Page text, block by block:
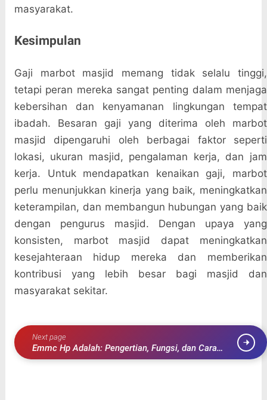
masyarakat.
Kesimpulan
Gaji marbot masjid memang tidak selalu tinggi,
tetapi peran mereka sangat penting dalam menjaga
kebersihan dan kenyamanan lingkungan tempat
ibadah. Besaran gaji yang diterima oleh marbot
masjid dipengaruhi oleh berbagai faktor seperti
lokasi, ukuran masjid, pengalaman kerja, dan jam
kerja. Untuk mendapatkan kenaikan gaji, marbot
perlu menunjukkan kinerja yang baik, meningkatkan
keterampilan, dan membangun hubungan yang baik
dengan pengurus masjid. Dengan upaya yang
konsisten, marbot masjid dapat meningkatkan
kesejahteraan hidup mereka dan memberikan
kontribusi yang lebih besar bagi masjid dan
masyarakat sekitar.
Next page
Emmc Hp Adalah: Pengertian, Fungsi, dan Cara
Mengeceknya